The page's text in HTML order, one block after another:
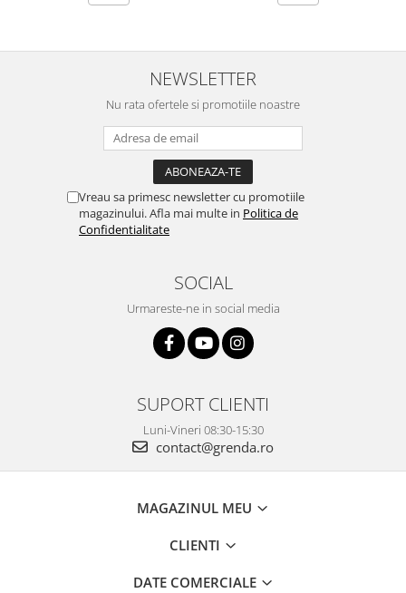
NEWSLETTER
Nu rata ofertele si promotiile noastre
Vreau sa primesc newsletter cu promotiile
magazinului. Afla mai multe in Politica de
Confidentialitate
SOCIAL
Urmareste-ne in social media
SUPORT CLIENTI
Luni-Vineri 08:30-15:30
contact@grenda.ro
MAGAZINUL MEU
CLIENTI
DATE COMERCIALE